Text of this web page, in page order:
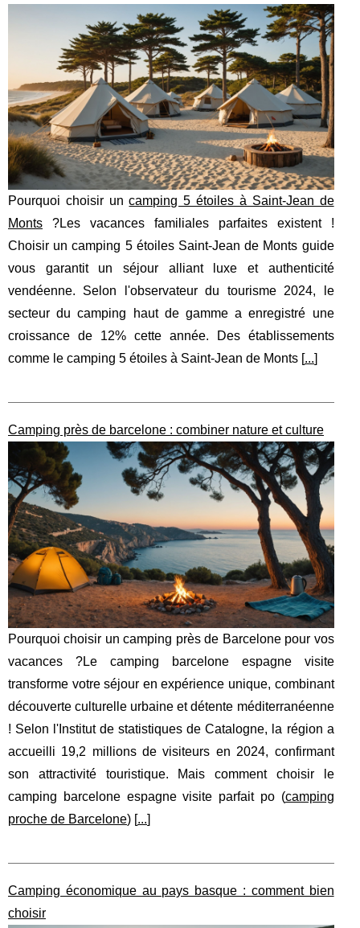
Pourquoi choisir uncamping 5 étoiles à Saint-Jean de
Monts ?Les vacances familiales parfaites existent !
Choisir un camping 5 étoiles Saint-Jean de Monts guide
vous garantit un séjour alliant luxe et authenticité
vendéenne. Selon l'observateur du tourisme 2024, le
secteur du camping haut de gamme a enregistré une
croissance de 12% cette année. Des établissements
comme le camping 5 étoiles à Saint-Jean de Monts [ ...
Camping près de barcelone : combiner nature et culture
Pourquoi choisir un camping près de Barcelone pour vos
vacances ?Le camping barcelone espagne visite
transforme votre séjour en expérience unique, combinant
découverte culturelle urbaine et détente méditerranéenne
! Selon l'Institut de statistiques de Catalogne, la région a
accueilli 19,2 millions de visiteurs en 2024, confirmant
son attractivité touristique. Mais comment choisir le
camping barcelone espagne visite parfait po (camping
proche de Barcelone) [...]
Camping économique au pays basque : comment bien
choisir